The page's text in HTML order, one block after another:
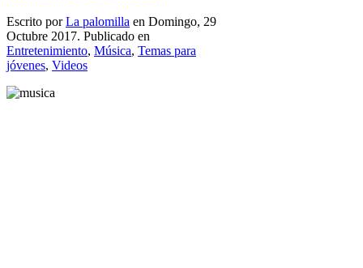
Escrito porLa palomilla en Domingo, 29
Octubre 2017. Publicado en
Entretenimiento, Música, Temas para
jóvenes, Videos